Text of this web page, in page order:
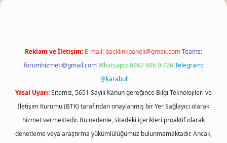
Reklam ve İletişim: E-mail: backlinkpaneli@gmail.comTeams:
forumhizmeti@gmail.comWhatsapp: 0262 606 0 726Telegram:
@karabul
Yasal Uyarı:Sitemiz, 5651 Sayılı Kanun gereğince Bilgi Teknolojileri ve
İletişim Kurumu (BTK) tarafından onaylanmış bir Yer Sağlayıcı olarak
hizmet vermektedir. Bu nedenle, sitedeki içerikleri proaktif olarak
denetleme veya araştırma yükümlülüğümüz bulunmamaktadır. Ancak,